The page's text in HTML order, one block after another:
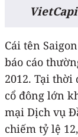
Cái tên
báo cáo
2012. Tại thời
cổ đông lớn
mại Dịch vụ
chiếm tỷ lệ